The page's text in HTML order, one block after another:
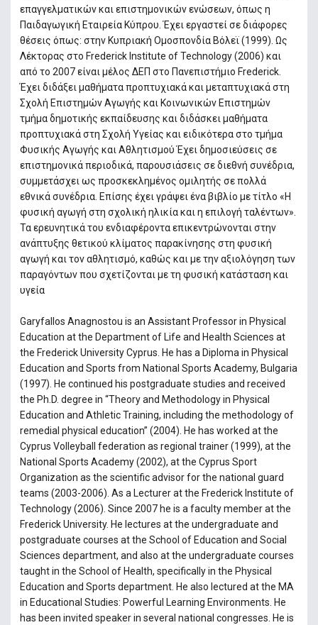
επαγγελματικών και επιστημονικών ενώσεων, όπως η
Παιδαγωγική Εταιρεία Κύπρου. Έχει εργαστεί σε διάφορες
θέσεις όπως: στην Κυπριακή Ομοσπονδία Βόλεϊ (1999). Ως
Λέκτορας στο Frederick Institute of Technology (2006) και
από το 2007 είναι μέλος ΔΕΠ στο Πανεπιστήμιο Frederick.
Έχει διδάξει μαθήματα προπτυχιακά και μεταπτυχιακά στη
Σχολή Επιστημών Αγωγής και Κοινωνικών Επιστημών
τμήμα δημοτικής εκπαίδευσης και διδάσκει μαθήματα
προπτυχιακά στη Σχολή Υγείας και ειδικότερα στο τμήμα
Φυσικής Αγωγής και Αθλητισμού Έχει δημοσιεύσεις σε
επιστημονικά περιοδικά, παρουσιάσεις σε διεθνή συνέδρια,
συμμετάσχει ως προσκεκλημένος ομιλητής σε πολλά
εθνικά συνέδρια. Επίσης έχει γράψει ένα βιβλίο με τίτλο «Η
φυσική αγωγή στη σχολική ηλικία και η επιλογή ταλέντων».
Τα ερευνητικά του ενδιαφέροντα επικεντρώνονται στην
ανάπτυξης θετικού κλίματος παρακίνησης στη φυσική
αγωγή και τον αθλητισμό, καθώς και με την αξιολόγηση των
παραγόντων που σχετίζονται με τη φυσική κατάσταση και
υγεία
Garyfallos Anagnostou is an Assistant Professor in Physical
Education at the Department of Life and Health Sciences at
the Frederick University Cyprus. He has a Diploma in Physical
Education and Sports from National Sports Academy, Bulgaria
(1997). He continued his postgraduate studies and received
the Ph.D. degree in “Theory and Methodology in Physical
Education and Athletic Training, including the methodology of
remedial physical education” (2004). He has worked at the
Cyprus Volleyball federation as regional trainer (1999), at the
National Sports Academy (2002), at the Cyprus Sport
Organization as the scientific advisor for the national guard
teams (2003-2006). As a Lecturer at the Frederick Institute of
Technology (2006). Since 2007 he is a faculty member at the
Frederick University. He lectures at the undergraduate and
postgraduate courses at the School of Education and Social
Sciences department, and also at the undergraduate courses
taught in the School of Health, specifically in the Physical
Education and Sports department. He also lectured at the MA
in Educational Studies: Powerful Learning Environments. He
has been invited speaker in several national congresses. He is